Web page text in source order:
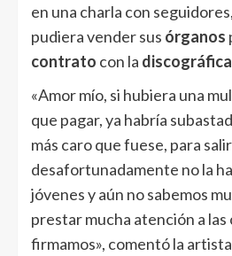
en una charla con
pudiera vender sus órganos
contrato con la discográfica
«Amor mío, si hubiera una
que pagar, ya habría
más caro que fuese, para
desafortunadamente no la
jóvenes y aún no sabemos
prestar mucha atención a las
firmamos», comentó la